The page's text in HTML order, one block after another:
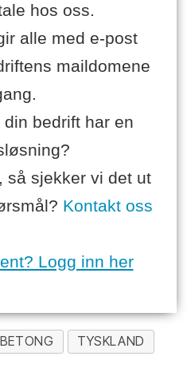
hos oss.
alle med e-post
maildomene
bedrift har en
så sjekker vi det ut
Kontakt oss
Logg inn her
BETONG
TYSKLAND